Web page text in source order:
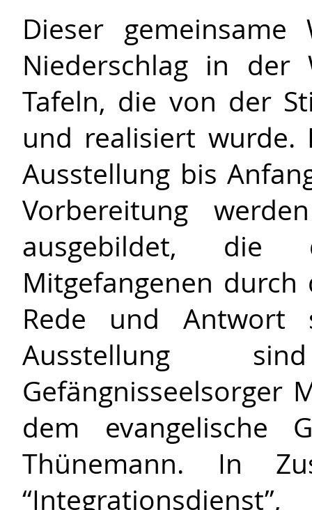
Dieser
Niederschlag in der
Tafeln, die von der
und realisiert wurde.
Ausstellung bis
Vorbereitung
ausgebildet, die
Mitgefangenen
Rede und Antwort
Ausstellung
Gefängnisseelsorger
dem evangelische
Thünemann. In